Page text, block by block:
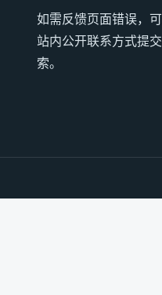
如需反馈页面错误，
站内公开联系方式提
索。